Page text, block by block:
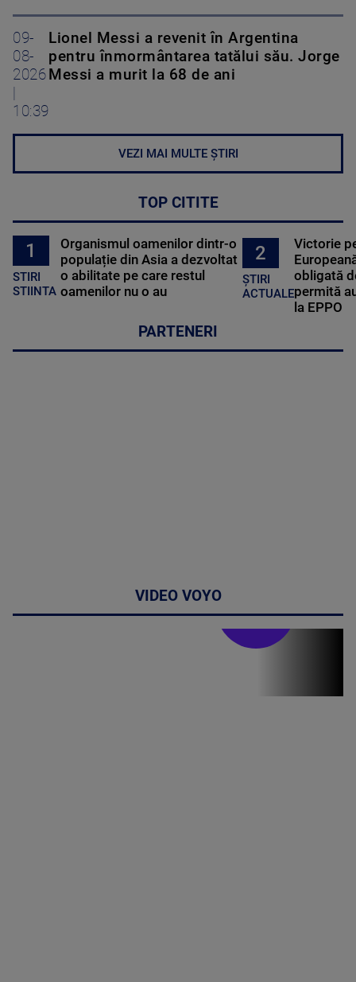
09-
08-
2026
10:39
Lionel Messi a revenit în Argentina
pentru înmormântarea tatălui său. Jorge
Messi a murit la 68 de ani
VEZI MAI MULTE ȘTIRI
TOP CITITE
1
STIRI
STIINTA
Organismul oamenilor dintr-o
populație din Asia a dezvoltat
o abilitate pe care restul
oamenilor nu o au
2
ȘTIRI
ACTUALE
Victorie
obligată
permită
la EPPO
PARTENERI
VIDEO VOYO